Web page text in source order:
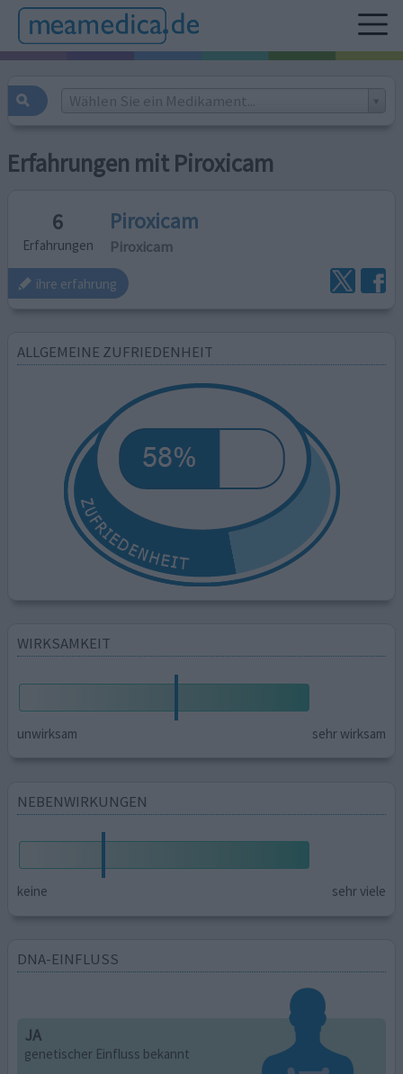
Wählen Sie ein Medikament...
Erfahrungen mit Piroxicam
6
Erfahrungen
Piroxicam
Piroxicam
ihre erfahrung
ALLGEMEINE ZUFRIEDENHEIT
WIRKSAMKEIT
unwirksam sehr wirksam
NEBENWIRKUNGEN
keine sehr viele
DNA-EINFLUSS
JA
genetischer Einfluss bekannt